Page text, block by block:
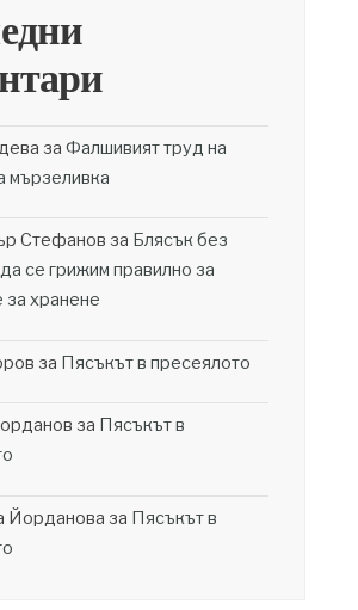
за Фалшивият труд на
мързеливка
Стефанов за Блясък без
се грижим правилно за
за хранене
за Пясъкът в пресеялото
за Пясъкът в
Йорданова за Пясъкът в